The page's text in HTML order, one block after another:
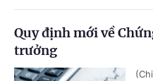
Quy định mới về
trưởng